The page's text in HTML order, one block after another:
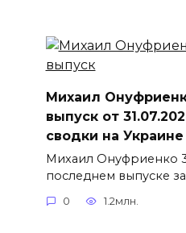
Михаил
выпуск от
сводки на Украине
Михаил Онуфриенко
последнем выпуске за
0 1.2млн.